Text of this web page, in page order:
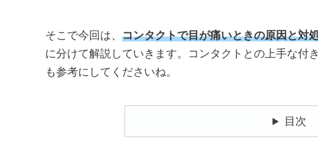
そこで今回は、 コンタクトで目が痛いときの原因と対
に分けて解説していきます。コンタクトとの上手な付
も参考にしてくださいね。
目次